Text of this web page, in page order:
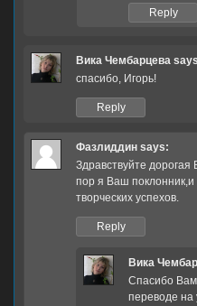
Reply
Вика Чембарцева
спасибо, Игорь!
Reply
Фазлиддин says:
Здравствуйте дорогая
пор я Ваш
творческих успехов.
Reply
Вика
Спасибо
переводе на